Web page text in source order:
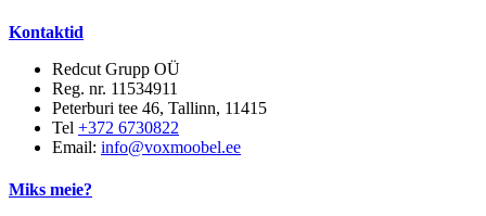
Kontaktid
Redcut Grupp OÜ
Reg. nr. 11534911
Peterburi tee 46, Tallinn, 11415
Tel +372 6730822
Email: info@voxmoobel.ee
Miks meie?